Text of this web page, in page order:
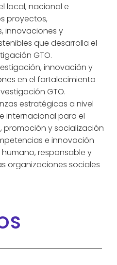
local, nacional e
proyectos,
innovaciones y
que desarrolla el
GTO.
innovación y
en el fortalecimiento
GTO.
estratégicas a nivel
internacional para el
promoción y socialización
e innovación
responsable y
organizaciones sociales